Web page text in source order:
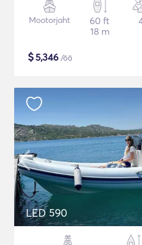
Mootorjaht
60 ft
18 m
$5,346 /öö
LED 590